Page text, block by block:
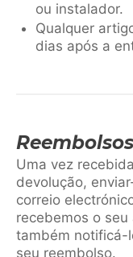
ou instalador.
Qualquer
dias após a
Reembolsos
Uma vez
devolução,
correio
recebemos o
também notificá-
seu reembolso.